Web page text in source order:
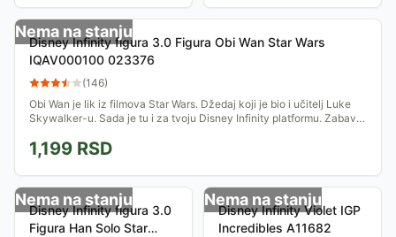
Nema na stanju
Disney Infinity figura 3.0 Figura Obi Wan Star Wars
IQAV000100 023376
(146)
Obi Wan je lik iz filmova Star Wars. Džedaj koji je bio i učitelj Luke
Skywalker-u. Sada je tu i za tvoju Disney Infinity platformu. Zabavi
1,199 RSD
Nema na stanju
Disney Infinity figura 3.0
Figura Han Solo Star
Nema na stanju
Disney Infinity Violet IGP
Incredibles A11682